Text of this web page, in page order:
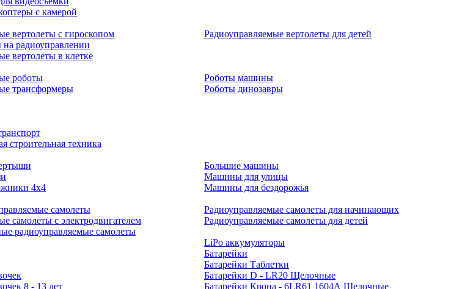
с камерой
вертолеты с гироскопом
радиоуправлении
вертолеты в клетке
Радиоуправляемые вертолеты для детей
роботы
трансформеры
Роботы машины
Роботы динозавры
строительная техника
4x4
Большие машины
Машины для улицы
Машины для бездорожья
самолеты
самолеты с электродвигателем
радиоуправляемые самолеты
Радиоуправляемые самолеты для начинающих
Радиоуправляемые самолеты для детей
8 - 13 лет
LiPo аккумуляторы
Батарейки
Батарейки Таблетки
Батарейки D - LR20 Щелочные
Батарейки Крона - 6LR61 1604A Щелочные